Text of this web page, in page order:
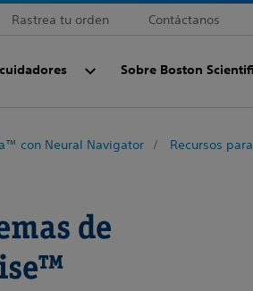
Rastrea tu orden Contáctanos
Sobre Boston
con Neural Navigator
Recursos
de